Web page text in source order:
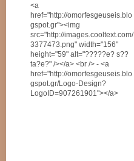
<a
href="http://omorfesgeuseis.blo
gspot.gr"><img
src="http://images.cooltext.com/
3377473.png" width="156"
height="59" alt="?????e? s??
ta?e?" /></a> <br /> - <a
href="http://omorfesgeuseis.blo
gspot.gr/Logo-Design?
LogoID=907261901"></a>